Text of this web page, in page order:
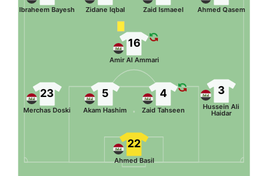
22
Ahmed Basil
23
Merchas Doski
5
Akam Hashim
4
Zaid Tahseen
3
Hussein Ali
Haidar
16
Amir Al Ammari
Ibraheem Bayesh Zidane Iqbal Zaid Ismaeel Ahmed Qasem